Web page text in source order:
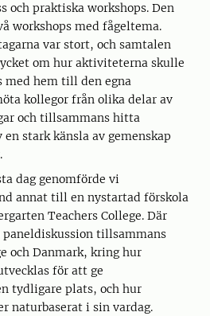
och praktiska workshops. Den
workshops med fågeltema.
var stort, och samtalen
om hur aktiviteterna skulle
med hem till den egna
kollegor från olika delar av
och tillsammans hitta
stark känsla av gemenskap
dag genomförde vi
annat till en nystartad förskola
Teachers College. Där
paneldiskussion tillsammans
och Danmark, kring hur
för att ge
tydligare plats, och hur
naturbaserat i sin vardag.